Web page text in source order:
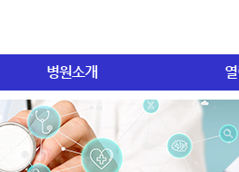
병원소개